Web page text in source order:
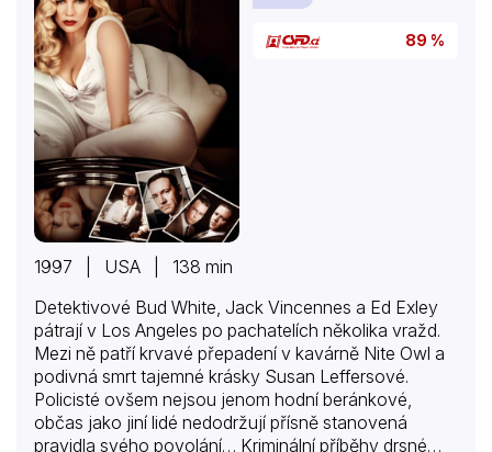
89 %
1997 | USA | 138 min
Detektivové Bud White, Jack Vincennes a Ed Exley
pátrají v Los Angeles po pachatelích několika vražd.
Mezi ně patří krvavé přepadení v kavárně Nite Owl a
podivná smrt tajemné krásky Susan Leffersové.
Policisté ovšem nejsou jenom hodní beránkové,
občas jako jiní lidé nedodržují přísně stanovená
pravidla svého povolání… Kriminální příběhy drsné